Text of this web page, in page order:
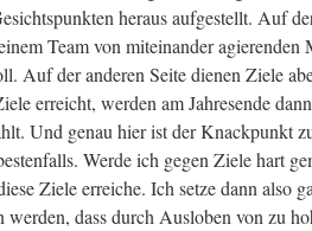
heraus aufgestellt. Auf
Team von miteinander
Auf der anderen Seite dienen Ziele
erreicht, werden am Jahresende
Und genau hier ist der Knackpunkt
Werde ich gegen Ziele hart
Ziele erreiche. Ich setze dann also
werden, dass durch Ausloben von zu